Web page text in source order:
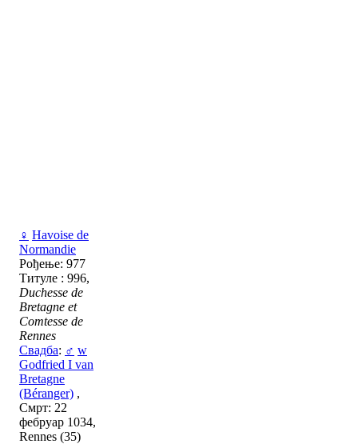
♀ Havoise de
Normandie
Рођење: 977
Титуле : 996,
Duchesse de
Bretagne et
Comtesse de
Rennes
Свадба: ♂ w
Godfried I van
Bretagne
(Béranger) ,
Смрт: 22
фебруар 1034,
Rennes (35)